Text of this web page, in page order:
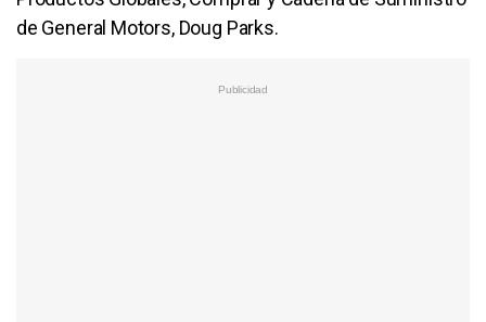
de General Motors, Doug Parks.